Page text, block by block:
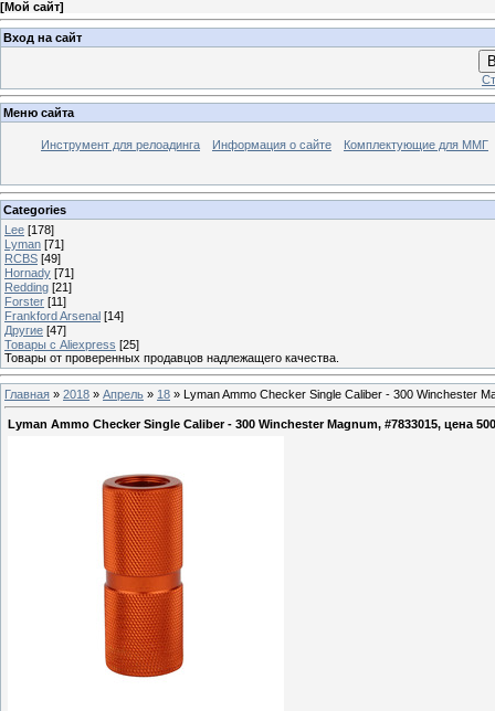
[Мой сайт]
Вход на сайт
Меню сайта
Инструмент для релоадинга Информация о сайте Комплектующие для ММГ
Categories
Lee [178]
Lyman [71]
RCBS [49]
Hornady [71]
Redding [21]
Forster [11]
Frankford Arsenal [14]
Другие [47]
Товары с Aliexpress [25]
Товары от проверенных продавцов надлежащего качества.
Главная » 2018 » Апрель » 18 » Lyman Ammo Checker Single Caliber - 300 Winchester
Lyman Ammo Checker Single Caliber - 300 Winchester Magnum, #7833015, цена